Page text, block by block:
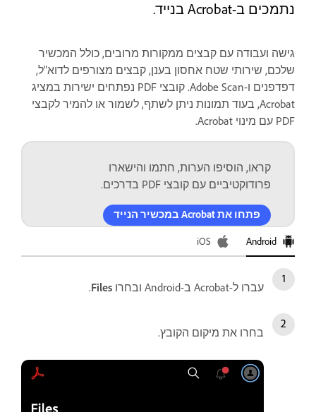
נתמכים ב-Acrobat בנייד.
גישה ועבודה עם קבצים ממקורות מרובים, כולל המכשיר
שלכם, שירותי שטח אחסון בענן, קבצים מצורפים לדוא"ל,
דפדפנים ו-Adobe Scan. קובצי PDF נפתחים ישירות במציג
Acrobat, בעוד תמונות ניתן לשתף, לשמור או להמיר לקבצי
PDF עם מינוי Acrobat.
קראו, הוסיפו הערות, חתמו והישארו
פרודוקטיביים עם קובצי PDF בדרכים.
פתחו את Acrobat במכשיר הנייד
Android
iOS‏
עברו ל-Acrobat ב-Android ובחרו Files
.
בחרו את מיקום הקובץ.